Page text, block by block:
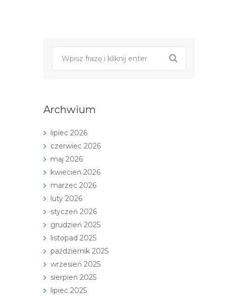
Archwium
lipiec 2026
czerwiec 2026
maj 2026
kwiecień 2026
marzec 2026
luty 2026
styczeń 2026
grudzień 2025
listopad 2025
październik 2025
wrzesień 2025
sierpień 2025
lipiec 2025